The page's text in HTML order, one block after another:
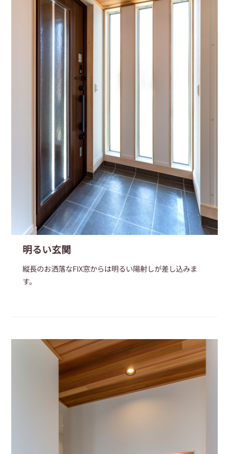
明るい玄関
縦長のお洒落なFIX窓からは明るい陽射しが差し込みま
す。